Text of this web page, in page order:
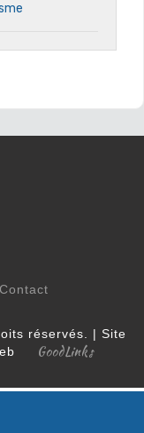
Contact
réservés. | Site
GoodLinks